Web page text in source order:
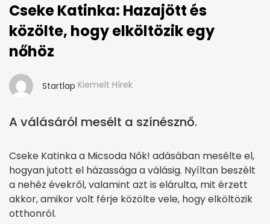
Cseke Katinka: Hazajött és
közölte, hogy elköltözik egy
nőhöz
Startlap Kiemelt Hírek
A válásáról mesélt a színésznő.
Cseke Katinka a Micsoda Nők! adásában mesélte el,
hogyan jutott el házassága a válásig. Nyíltan beszélt
a nehéz évekről, valamint azt is elárulta, mit érzett
akkor, amikor volt férje közölte vele, hogy elköltözik
otthonról.